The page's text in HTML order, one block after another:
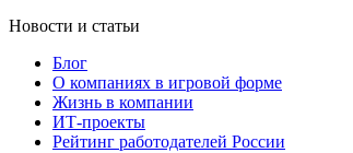
Новости и статьи
Блог
О компаниях в игровой форме
Жизнь в компании
ИТ-проекты
Рейтинг работодателей России